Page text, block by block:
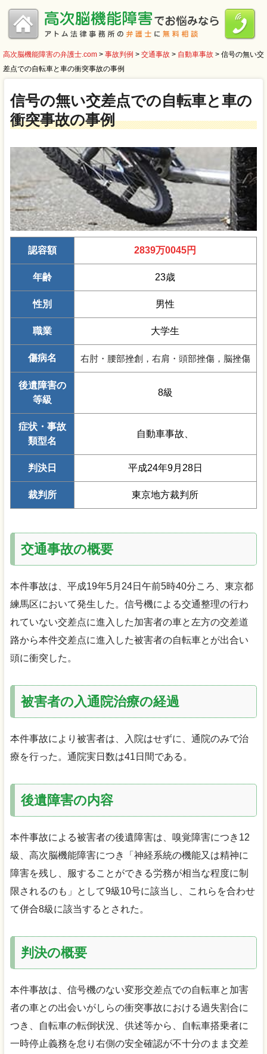
高次脳機能障害の弁護士.com > 事故判例 > 交通事故 > 自動車事故 > 信号の無い交
差点での自転車と車の衝突事故の事例
信号の無い交差点での自転車と車の
衝突事故の事例
認容額 2839万0045円
年齢 23歳
性別 男性
職業 大学生
傷病名 右肘・腰部挫創，右肩・頭部挫傷，脳挫傷
後遺障害の
等級
8級
症状・事故
類型名
自動車事故、
判決日 平成24年9月28日
裁判所 東京地方裁判所
交通事故の概要
本件事故は、平成19年5月24日午前5時40分ころ、東京都
練馬区において発生した。信号機による交通整理の行わ
れていない交差点に進入した加害者の車と左方の交差道
路から本件交差点に進入した被害者の自転車とが出合い
頭に衝突した。
被害者の入通院治療の経過
本件事故により被害者は、入院はせずに、通院のみで治
療を行った。通院実日数は41日間である。
後遺障害の内容
本件事故による被害者の後遺障害は、嗅覚障害につき12
級、高次脳機能障害につき「神経系統の機能又は精神に
障害を残し、服することができる労務が相当な程度に制
限されるのも」として9級10号に該当し、これらを合わせ
て併合8級に該当するとされた。
判決の概要
本件事故は、信号機のない変形交差点での自転車と加害
者の車との出会いがしらの衝突事故における過失割合に
つき、自転車の転倒状況、供述等から、自転車搭乗者に
一時停止義務を怠り右側の安全確認が不十分のまま交差